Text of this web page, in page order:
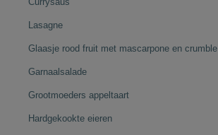
Lasagne
Glaasje rood fruit met mascarpone en crumble
Garnaalsalade
Grootmoeders appeltaart
Hardgekookte eieren